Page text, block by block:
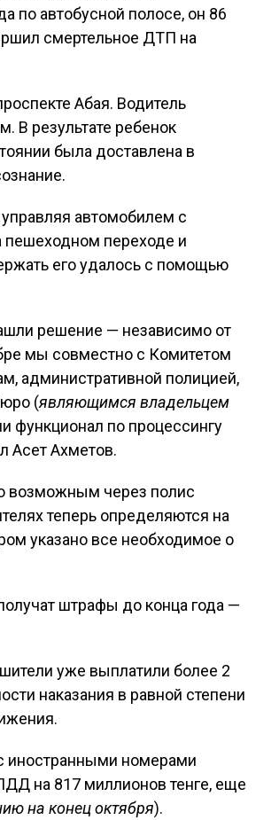
по автобусной полосе, он 86
смертельное ДТП на
Абая. Водитель
В результате ребенок
была доставлена в
автомобилем с
переходе и
его удалось с помощью
решение — независимо от
мы совместно с Комитетом
административной полицией,
(являющимся владельцем
функционал по процессингу
Асет Ахметов.
возможным через полис
теперь определяются на
указано все необходимое о
штрафы до конца года —
уже выплатили более 2
наказания в равной степени
иностранными номерами
на 817 миллионов тенге, еще
на конец октября).